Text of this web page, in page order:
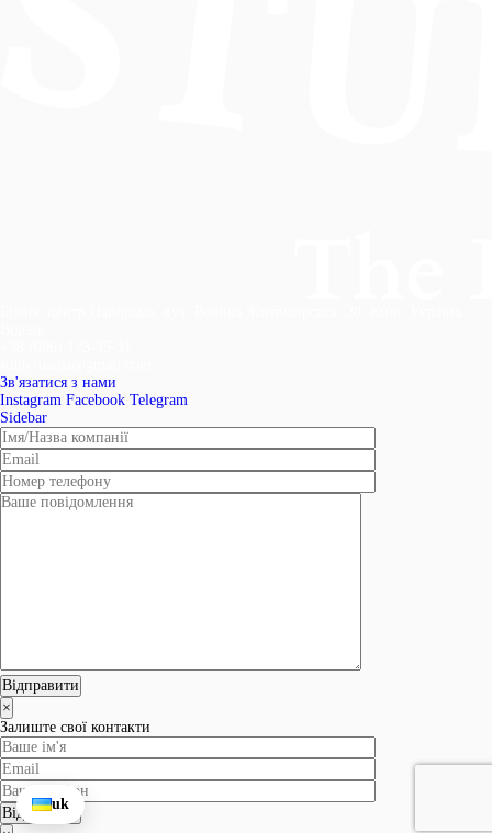
Зв'язатися з нами
Instagram Facebook Telegram
Sidebar
×
Залиште свої контакти
uk